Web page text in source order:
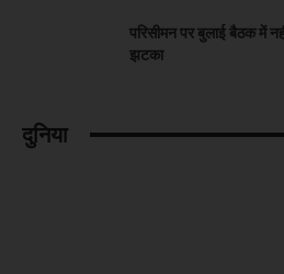
परिसीमन पर बुलाई बैठक में
झटका
दुनिया